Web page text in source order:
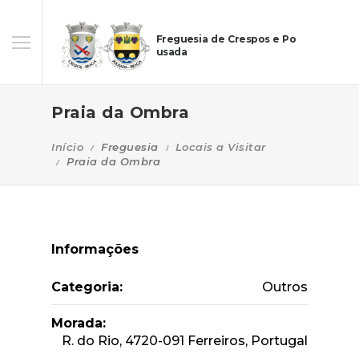
Freguesia de Crespos e Po
usada
Praia da Ombra
Início Freguesia
Locais a Visitar
Praia da Ombra
Informações
Categoria: Outros
Morada:
R. do Rio, 4720-091 Ferreiros, Portugal